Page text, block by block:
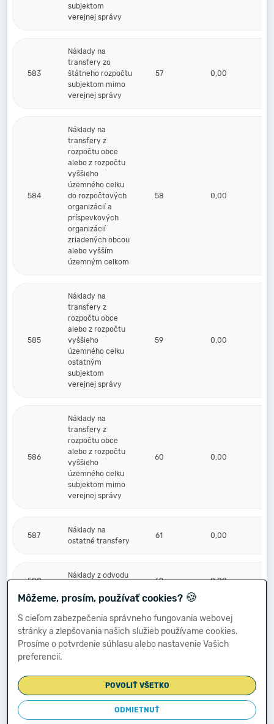
subjektom
verejnej správy
583
Náklady na
transfery zo
štátneho rozpočtu
subjektom mimo
verejnej správy
57 0,00
584
Náklady na
transfery z
rozpočtu obce
alebo z rozpočtu
vyššieho
územného celku
do rozpočtových
organizácií a
príspevkových
organizácií
zriadených obcou
alebo vyšším
územným celkom
58 0,00
585
Náklady na
transfery z
rozpočtu obce
alebo z rozpočtu
vyššieho
územného celku
ostatným
subjektom
verejnej správy
59 0,00
586
Náklady na
transfery z
rozpočtu obce
alebo z rozpočtu
vyššieho
územného celku
subjektom mimo
verejnej správy
60 0,00
587
Náklady na
ostatné transfery
61 0,00
588
Náklady z odvodu
62 0,00
589
Náklady z
budúceho odvodu
príjmov
63 0,00
Účtové skupiny
50 - 58 súčet
(r.001 + r.006 +
r.011 + r.017 +
r.021 + r.029 +
64
Môžeme, prosím, používať cookies? 🍪
S cieľom zabezpečenia správneho fungovania webovej
stránky a zlepšovania našich služieb používame cookies.
Prosíme o potvrdenie súhlasu alebo nastavenie Vašich
preferencií.
POVOLIŤ VŠETKO
ODMIETNUŤ